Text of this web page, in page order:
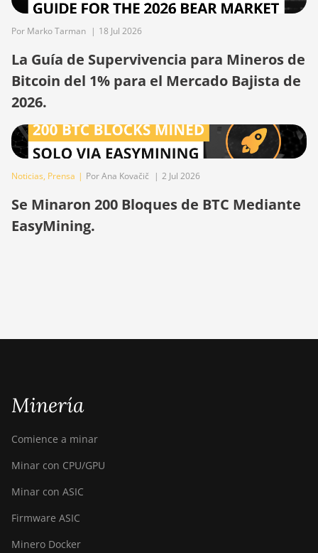
S21+ Hyd (319Th)
BITMAIN AntMiner
S21e XP Hyd (430Th)
BITMAIN AntMiner
BITMAIN AntMiner
S21j XP Hyd (495Th/s)
BITMAIN AntMiner S9
BITMAIN AntMiner S9
SE
BITMAIN AntMiner
BITMAIN AntMiner T9+
BITMAIN AntMiner Z11
BITMAIN AntMiner
Z11e
Por Marko Tarman | 18 Jul 2026
La Guía de Supervivencia para Mineros de
Bitcoin del 1% para el Mercado Bajista de
2026.
Noticias, Prensa | Por Ana Kovačič | 2 Jul 2026
Se Minaron 200 Bloques de BTC Mediante
EasyMining.
Minería
Comience a minar
Minar con CPU/GPU
Minar con ASIC
Firmware ASIC
Minero Docker